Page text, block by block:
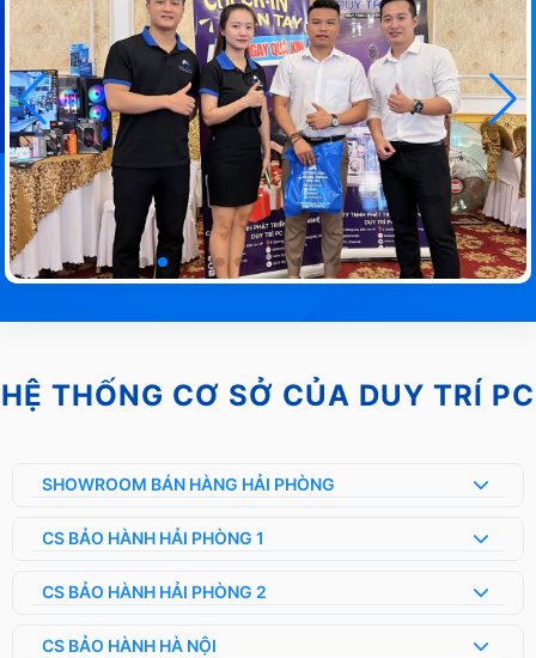
HỆ THỐNG CƠ SỞ CỦA DUY TRÍ PC
SHOWROOM BÁN HÀNG HẢI PHÒNG
CS BẢO HÀNH HẢI PHÒNG 1
CS BẢO HÀNH HẢI PHÒNG 2
CS BẢO HÀNH HÀ NỘI